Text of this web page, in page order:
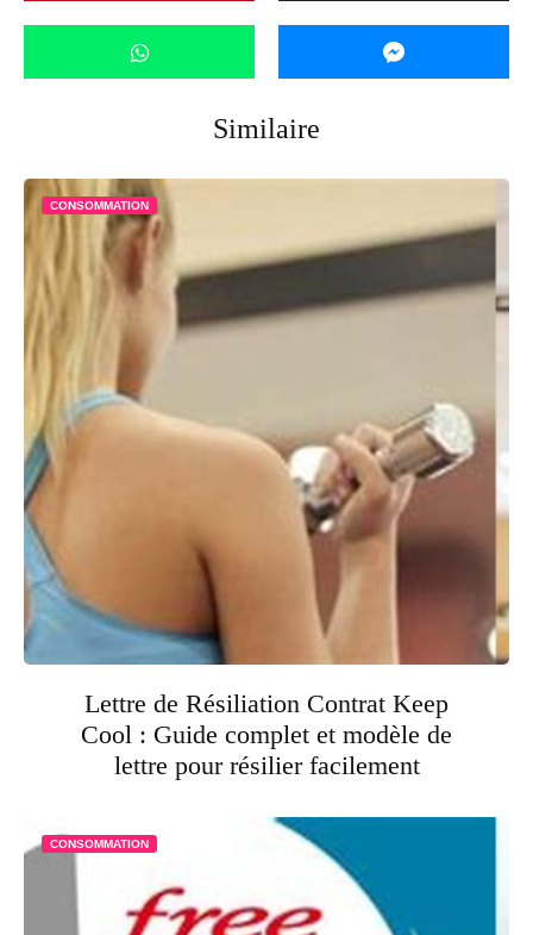
Similaire
CONSOMMATION
Lettre de Résiliation Contrat Keep
Cool : Guide complet et modèle de
lettre pour résilier facilement
CONSOMMATION